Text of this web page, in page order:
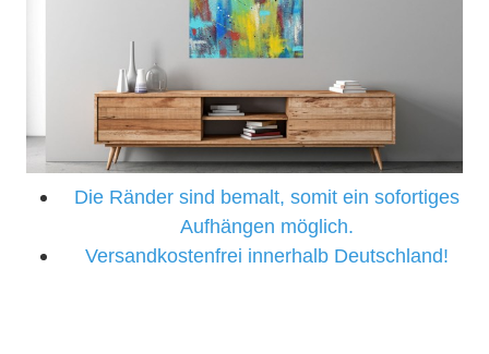
Die Ränder sind bemalt, somit ein sofortiges
Aufhängen möglich.
Versandkostenfrei innerhalb Deutschland!